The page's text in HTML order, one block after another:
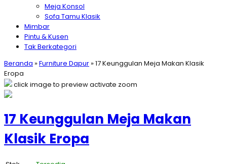
Meja Konsol
Sofa Tamu Klasik
Mimbar
Pintu & Kusen
Tak Berkategori
Beranda »Furniture Dapur »17 Keunggulan Meja Makan Klasik
Eropa
click image to previewactivate zoom
17 Keunggulan Meja Makan
Klasik Eropa